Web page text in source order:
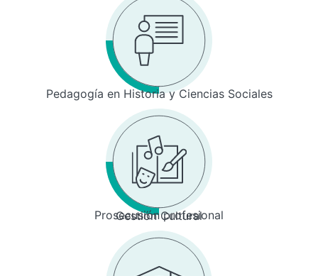
Pedagogía en Historia y Ciencias Sociales
Prosecusión profesional
Gestión Cultural